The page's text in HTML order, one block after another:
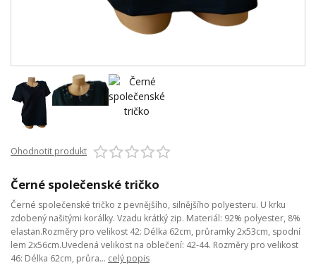
Ohodnotit produkt
Černé společenské tričko
Černé společenské tričko z pevnějšího, silnějšího polyesteru. U krku
zdobený našitými korálky. Vzadu krátký zip. Materiál: 92% polyester, 8%
elastan.Rozměry pro velikost 42: Délka 62cm, průramky 2x53cm, spodní
lem 2x56cm.Uvedená velikost na oblečení: 42-44. Rozměry pro velikost
46: Délka 62cm, průra... celý popis